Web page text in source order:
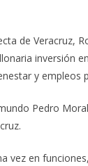
de Veracruz,
inversión
y empleos
Pedro
vez en